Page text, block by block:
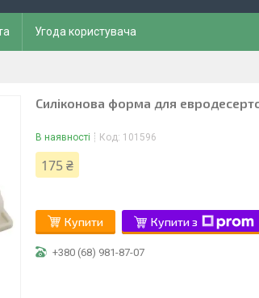
Угода користувача
Силіконова форма для
В наявності Код: 101596
175 ₴
Купити Купити з
+380 (68) 981-87-07